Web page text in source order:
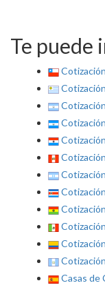
Te puede
Casas de